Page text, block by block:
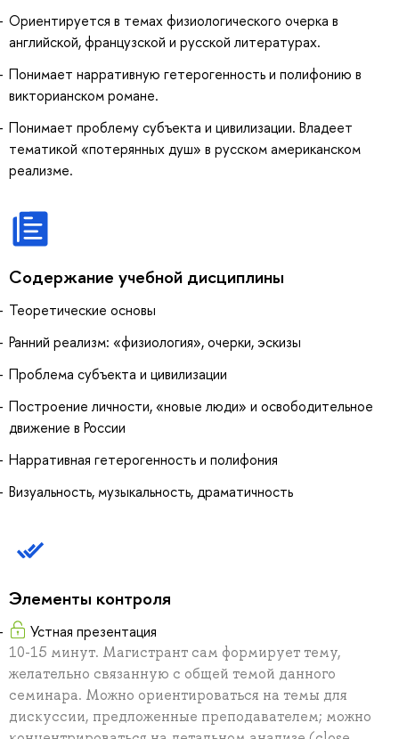
Ориентируется в темах физиологического очерка в
английской, французской и русской литературах.
Понимает нарративную гетерогенность и полифонию в
викторианском романе.
Понимает проблему субъекта и цивилизации. Владеет
тематикой «потерянных душ» в русском американском
реализме.
Содержание учебной дисциплины
Теоретические основы
Ранний реализм: «физиология», очерки, эскизы
Проблема субъекта и цивилизации
Построение личности, «новые люди» и освободительное
движение в России
Нарративная гетерогенность и полифония
Визуальность, музыкальность, драматичность
Элементы контроля
Устная презентация
10-15 минут. Магистрант сам формирует тему,
желательно связанную с общей темой данного
семинара. Можно ориентироваться на темы для
дискуссии, предложенные преподавателем; можно